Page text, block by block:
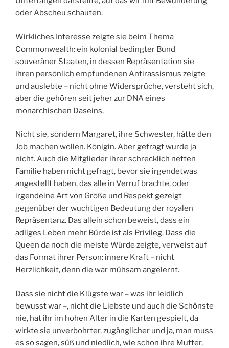
oder Abscheu schauten.
Wirkliches Interesse zeigte sie beim Thema
Commonwealth: ein kolonial bedingter Bund
souveräner Staaten, in dessen Repräsentation sie
ihren persönlich empfundenen Antirassismus zeigte
und auslebte – nicht ohne Widersprüche, versteht sich,
aber die gehören seit jeher zur DNA eines
monarchischen Daseins.
Nicht sie, sondern Margaret, ihre Schwester, hätte den
Job machen wollen. Königin. Aber gefragt wurde ja
nicht. Auch die Mitglieder ihrer schrecklich netten
Familie haben nicht gefragt, bevor sie irgendetwas
angestellt haben, das alle in Verruf brachte, oder
irgendeine Art von Größe und Respekt gezeigt
gegenüber der wuchtigen Bedeutung der royalen
Repräsentanz. Das allein schon beweist, dass ein
adliges Leben mehr Bürde ist als Privileg. Dass die
Queen da noch die meiste Würde zeigte, verweist auf
das Format ihrer Person: innere Kraft – nicht
Herzlichkeit, denn die war mühsam angelernt.
Dass sie nicht die Klügste war – was ihr leidlich
bewusst war –, nicht die Liebste und auch die Schönste
nie, hat ihr im hohen Alter in die Karten gespielt, da
wirkte sie unverbohrter, zugänglicher und ja, man muss
es so sagen, süß und niedlich, wie schon ihre Mutter,